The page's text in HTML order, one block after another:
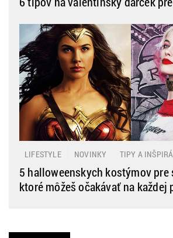
5 halloweenskych kostýmov pre
ktoré môžeš očakávať na každej
LIFESTYLE NOVINKY TIPY A